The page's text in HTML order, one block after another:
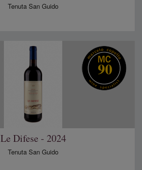
Tenuta San Guido
90
Le Difese - 2024
Tenuta San Guido